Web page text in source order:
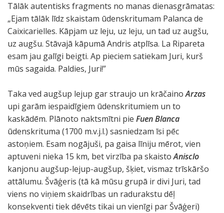
Tālāk autentisks fragments no manas dienasgrāmatas:
„Ejam tālāk līdz skaistam ūdenskritumam Palanca de
Caixicarielles. Kāpjam uz leju, uz leju, un tad uz augšu,
uz augšu. Stāvajā kāpumā Andris atplīsa. La Ripareta
esam jau galīgi beigti. Ap pieciem satiekam Juri, kurš
mūs sagaida. Paldies, Juri!”
Taka ved augšup lejup gar straujo un krāčainoArzas
upi garām iespaidīgiem ūdenskritumiem un to
kaskādēm. Plānoto naktsmītni pie Fuen Blanca
ūdenskrituma (1700 m.v.j.l.) sasniedzam īsi pēc
astoņiem. Esam nogājuši, pa gaisa līniju mērot, vien
aptuveni nieka 15 km, bet virzība pa skaistoAnisclo
kanjonu augšup-lejup-augšup, šķiet, vismaz trīskāršo
attālumu. Švāģeris (tā kā mūsu grupā ir divi Juri, tad
viens no viņiem skaidrības un radurakstu dēļ
konsekventi tiek dēvēts tikai un vienīgi par Švāģeri)